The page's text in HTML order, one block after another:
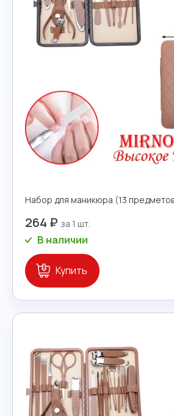
Набор для маникюра (13
264 ₽
В наличии
Купить